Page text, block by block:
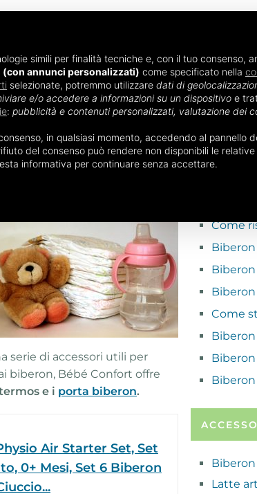
simili per finalità tecniche e, con il tuo consenso,
annunci personalizzati) come specificato nella
selezionate, potremmo utilizzare dati di
e/o accedere a informazioni su un dispositivo e
: pubblicità e contenuti personalizzati, valutazione dei
in qualsiasi momento, accedendo al pannello
del consenso può rendere non disponibili le relative
informativa per continuare senza accettare.
NEONATO ACCESSORI
serie di accessori utili per
biberon, Bébé Confort offre
e i porta biberon.
Air Starter Set, Set
0+ Mesi, Set 6 Biberon
Come
Come
Biberon
Latte